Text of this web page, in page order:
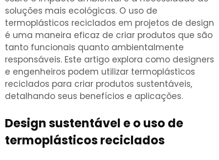
soluções mais ecológicas. O uso de
termoplásticos reciclados em projetos de design
é uma maneira eficaz de criar produtos que são
tanto funcionais quanto ambientalmente
responsáveis. Este artigo explora como designers
e engenheiros podem utilizar termoplásticos
reciclados para criar produtos sustentáveis,
detalhando seus benefícios e aplicações.
Design sustentável e o uso de
termoplásticos reciclados